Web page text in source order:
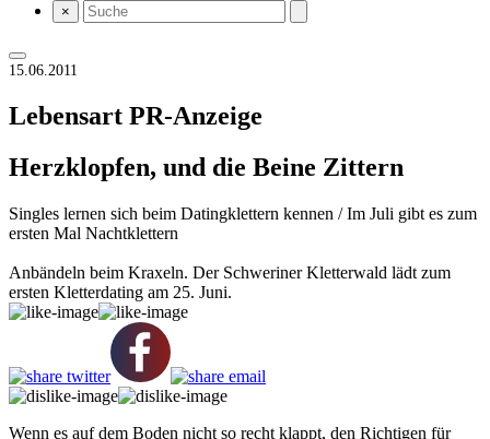
×
15.06.2011
Lebensart PR-Anzeige
Herzklopfen, und die Beine Zittern
Singles lernen sich beim Datingklettern kennen / Im Juli gibt es zum
ersten Mal Nachtklettern
Anbändeln beim Kraxeln. Der Schweriner Kletterwald lädt zum
ersten Kletterdating am 25. Juni.
Wenn es auf dem Boden nicht so recht klappt, den Richtigen für